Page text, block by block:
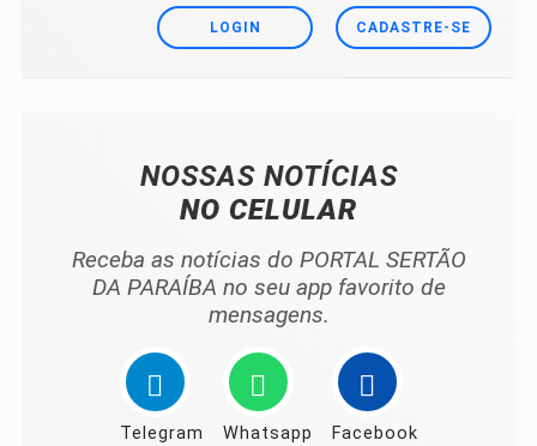
LOGIN CADASTRE-SE
NOSSAS NOTÍCIAS
NO CELULAR
Receba as notícias do PORTAL SERTÃO
DA PARAÍBA no seu app favorito de
mensagens.
Telegram Whatsapp Facebook